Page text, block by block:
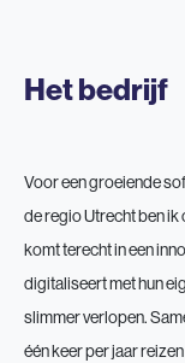
Het bedrijf
Voor een groeiende
de regio Utrecht ben ik
komt terecht in een
digitaliseert met hun
slimmer verlopen.
één keer per jaar